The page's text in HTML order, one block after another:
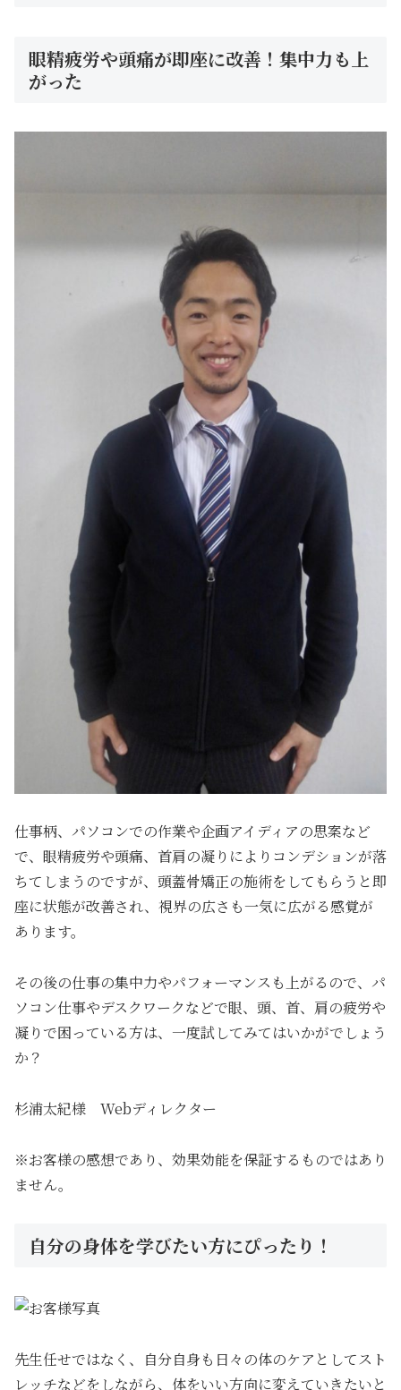
眼精疲労や頭痛が即座に改善！集中力も上
がった
仕事柄、パソコンでの作業や企画アイディアの思案など
で、眼精疲労や頭痛、首肩の凝りによりコンデションが落
ちてしまうのですが、頭蓋骨矯正の施術をしてもらうと即
座に状態が改善され、視界の広さも一気に広がる感覚が
あります。
その後の仕事の集中力やパフォーマンスも上がるので、パ
ソコン仕事やデスクワークなどで眼、頭、首、肩の疲労や
凝りで困っている方は、一度試してみてはいかがでしょう
か？
杉浦太紀様 Webディレクター
※お客様の感想であり、効果効能を保証するものではあり
ません。
自分の身体を学びたい方にぴったり！
先生任せではなく、自分自身も日々の体のケアとしてスト
レッチなどをしながら、体をいい方向に変えていきたいと